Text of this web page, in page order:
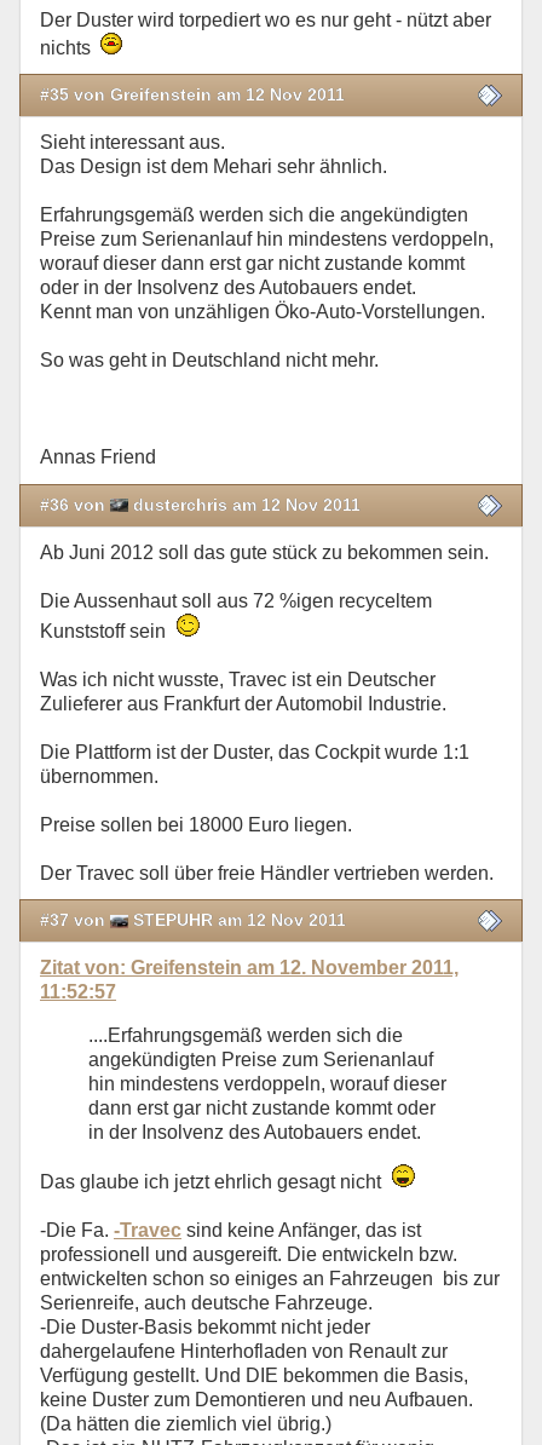
Der Duster wird torpediert wo es nur geht - nützt aber
nichts
#35 von Greifenstein am 12 Nov 2011
Sieht interessant aus.
Das Design ist dem Mehari sehr ähnlich.
Erfahrungsgemäß werden sich die angekündigten
Preise zum Serienanlauf hin mindestens verdoppeln,
worauf dieser dann erst gar nicht zustande kommt
oder in der Insolvenz des Autobauers endet.
Kennt man von unzähligen Öko-Auto-Vorstellungen.
So was geht in Deutschland nicht mehr.
Annas Friend
#36 von dusterchris am 12 Nov 2011
Ab Juni 2012 soll das gute stück zu bekommen sein.
Die Aussenhaut soll aus 72 %igen recyceltem
Kunststoff sein
Was ich nicht wusste, Travec ist ein Deutscher
Zulieferer aus Frankfurt der Automobil Industrie.
Die Plattform ist der Duster, das Cockpit wurde 1:1
übernommen.
Preise sollen bei 18000 Euro liegen.
Der Travec soll über freie Händler vertrieben werden.
#37 von STEPUHR am 12 Nov 2011
Zitat von: Greifenstein am 12. November 2011,
11:52:57
....Erfahrungsgemäß werden sich die
angekündigten Preise zum Serienanlauf
hin mindestens verdoppeln, worauf dieser
dann erst gar nicht zustande kommt oder
in der Insolvenz des Autobauers endet.
Das glaube ich jetzt ehrlich gesagt nicht
-Die Fa. -Travec sind keine Anfänger, das ist
professionell und ausgereift. Die entwickeln bzw.
entwickelten schon so einiges an Fahrzeugen bis zur
Serienreife, auch deutsche Fahrzeuge.
-Die Duster-Basis bekommt nicht jeder
dahergelaufene Hinterhofladen von Renault zur
Verfügung gestellt. Und DIE bekommen die Basis,
keine Duster zum Demontieren und neu Aufbauen.
(Da hätten die ziemlich viel übrig.)